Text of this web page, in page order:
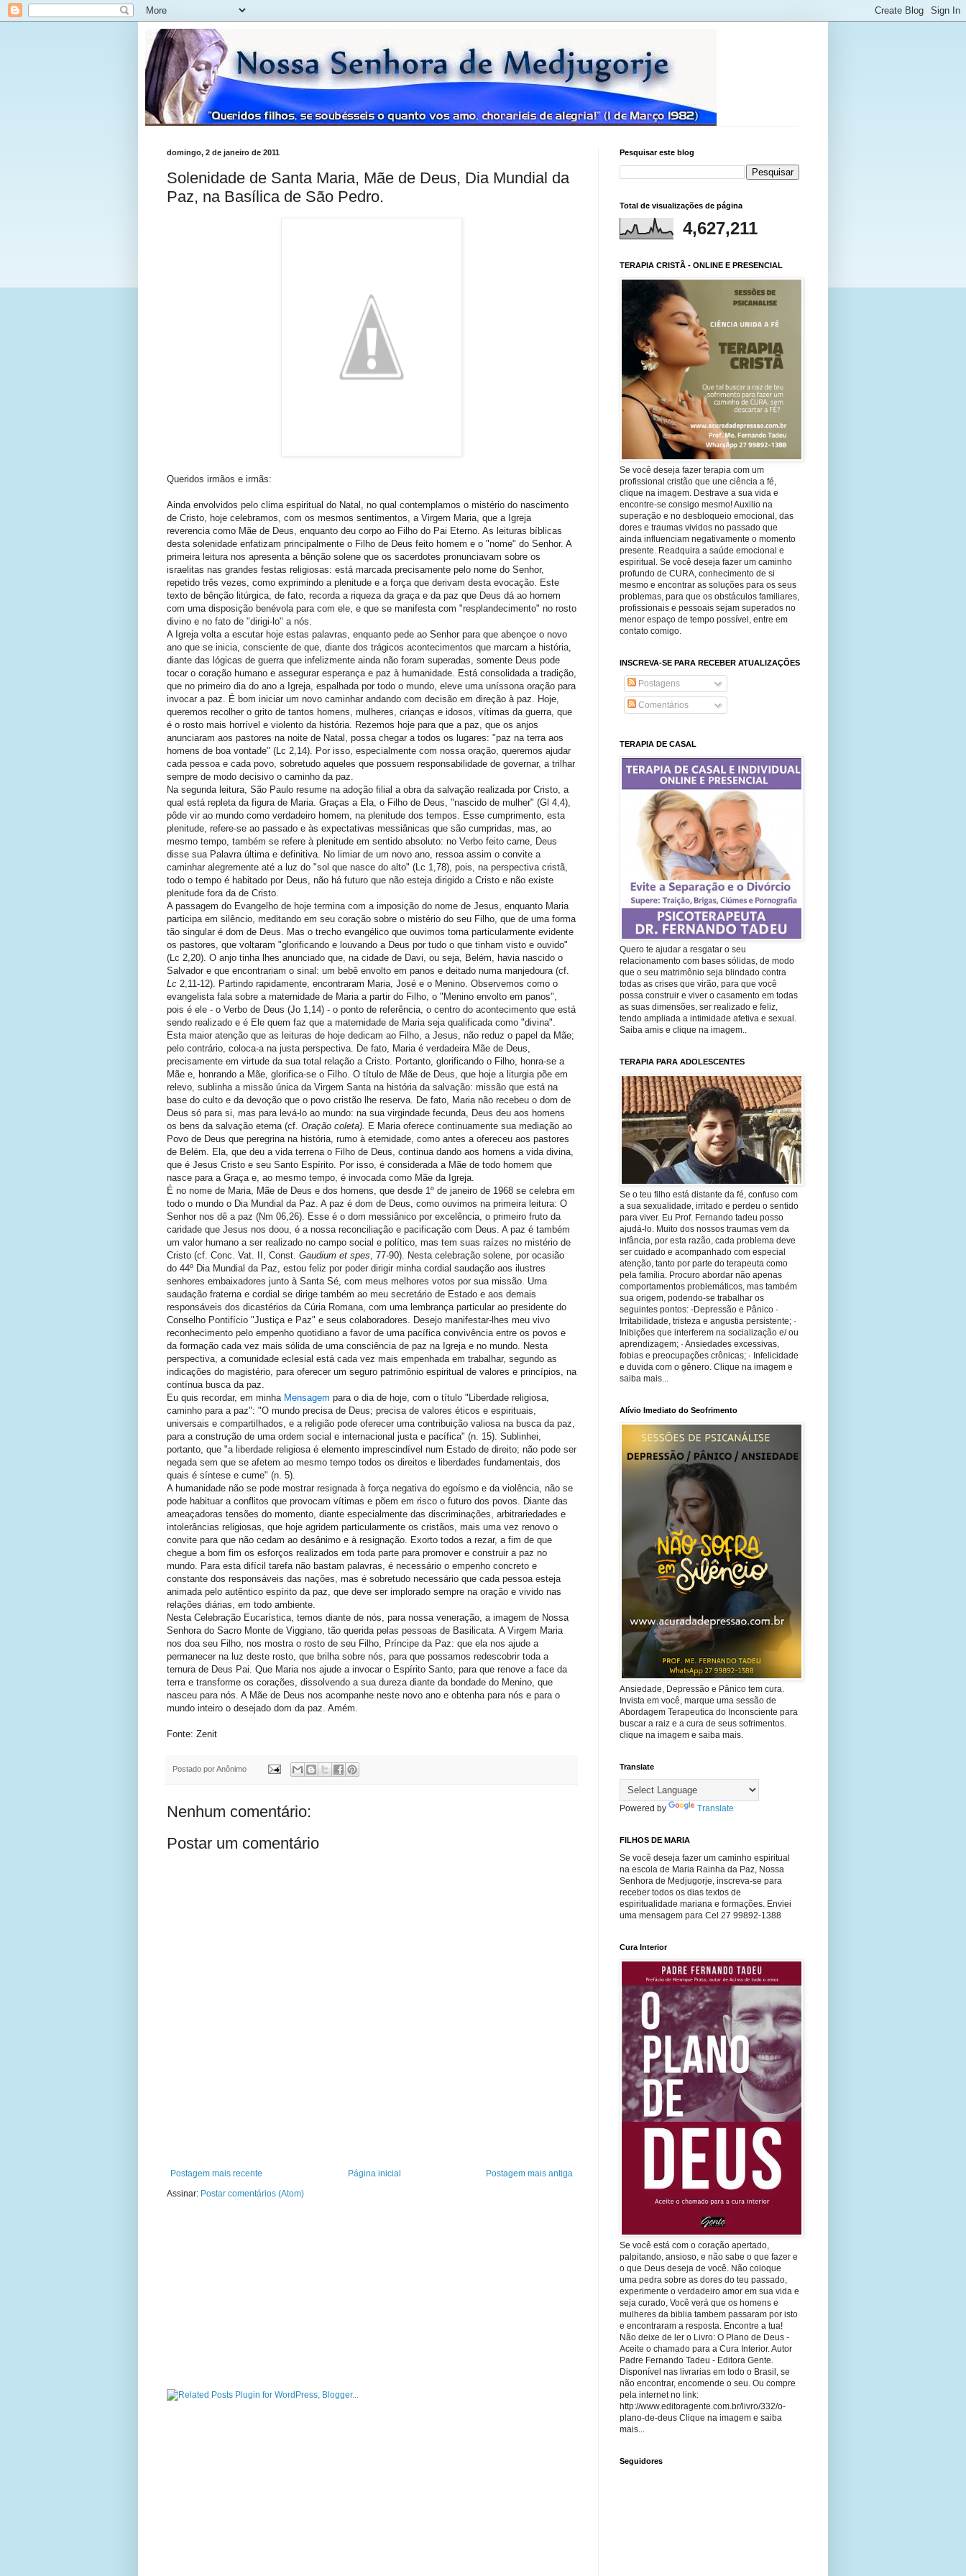
domingo, 2 de janeiro de 2011
Solenidade de Santa Maria, Mãe de Deus, Dia Mundial da
Paz, na Basílica de São Pedro.
Queridos irmãos e irmãs:
Ainda envolvidos pelo clima espiritual do Natal, no qual contemplamos o mistério do nascimento
de Cristo, hoje celebramos, com os mesmos sentimentos, a Virgem Maria, que a Igreja
reverencia como Mãe de Deus, enquanto deu corpo ao Filho do Pai Eterno. As leituras bíblicas
desta solenidade enfatizam principalmente o Filho de Deus feito homem e o "nome" do Senhor. A
primeira leitura nos apresenta a bênção solene que os sacerdotes pronunciavam sobre os
israelitas nas grandes festas religiosas: está marcada precisamente pelo nome do Senhor,
repetido três vezes, como exprimindo a plenitude e a força que derivam desta evocação. Este
texto de bênção litúrgica, de fato, recorda a riqueza da graça e da paz que Deus dá ao homem
com uma disposição benévola para com ele, e que se manifesta com "resplandecimento" no rosto
divino e no fato de "dirigi-lo" a nós.
A Igreja volta a escutar hoje estas palavras, enquanto pede ao Senhor para que abençoe o novo
ano que se inicia, consciente de que, diante dos trágicos acontecimentos que marcam a história,
diante das lógicas de guerra que infelizmente ainda não foram superadas, somente Deus pode
tocar o coração humano e assegurar esperança e paz à humanidade. Está consolidada a tradição,
que no primeiro dia do ano a Igreja, espalhada por todo o mundo, eleve uma uníssona oração para
invocar a paz. É bom iniciar um novo caminhar andando com decisão em direção à paz. Hoje,
queremos recolher o grito de tantos homens, mulheres, crianças e idosos, vítimas da guerra, que
é o rosto mais horrível e violento da história. Rezemos hoje para que a paz, que os anjos
anunciaram aos pastores na noite de Natal, possa chegar a todos os lugares: "paz na terra aos
homens de boa vontade" (Lc 2,14). Por isso, especialmente com nossa oração, queremos ajudar
cada pessoa e cada povo, sobretudo aqueles que possuem responsabilidade de governar, a trilhar
sempre de modo decisivo o caminho da paz.
Na segunda leitura, São Paulo resume na adoção filial a obra da salvação realizada por Cristo, a
qual está repleta da figura de Maria. Graças a Ela, o Filho de Deus, "nascido de mulher" (Gl 4,4),
pôde vir ao mundo como verdadeiro homem, na plenitude dos tempos. Esse cumprimento, esta
plenitude, refere-se ao passado e às expectativas messiânicas que são cumpridas, mas, ao
mesmo tempo, também se refere à plenitude em sentido absoluto: no Verbo feito carne, Deus
disse sua Palavra última e definitiva. No limiar de um novo ano, ressoa assim o convite a
caminhar alegremente até a luz do "sol que nasce do alto" (Lc 1,78), pois, na perspectiva cristã,
todo o tempo é habitado por Deus, não há futuro que não esteja dirigido a Cristo e não existe
plenitude fora da de Cristo.
A passagem do Evangelho de hoje termina com a imposição do nome de Jesus, enquanto Maria
participa em silêncio, meditando em seu coração sobre o mistério do seu Filho, que de uma forma
tão singular é dom de Deus. Mas o trecho evangélico que ouvimos torna particularmente evidente
os pastores, que voltaram "glorificando e louvando a Deus por tudo o que tinham visto e ouvido"
(Lc 2,20). O anjo tinha lhes anunciado que, na cidade de Davi, ou seja, Belém, havia nascido o
Salvador e que encontrariam o sinal: um bebê envolto em panos e deitado numa manjedoura (cf.
Lc 2,11-12). Partindo rapidamente, encontraram Maria, José e o Menino. Observemos como o
evangelista fala sobre a maternidade de Maria a partir do Filho, o "Menino envolto em panos",
pois é ele - o Verbo de Deus (Jo 1,14) - o ponto de referência, o centro do acontecimento que está
sendo realizado e é Ele quem faz que a maternidade de Maria seja qualificada como "divina".
Esta maior atenção que as leituras de hoje dedicam ao Filho, a Jesus, não reduz o papel da Mãe;
pelo contrário, coloca-a na justa perspectiva. De fato, Maria é verdadeira Mãe de Deus,
precisamente em virtude da sua total relação a Cristo. Portanto, glorificando o Filho, honra-se a
Mãe e, honrando a Mãe, glorifica-se o Filho. O título de Mãe de Deus, que hoje a liturgia põe em
relevo, sublinha a missão única da Virgem Santa na história da salvação: missão que está na
base do culto e da devoção que o povo cristão lhe reserva. De fato, Maria não recebeu o dom de
Deus só para si, mas para levá-lo ao mundo: na sua virgindade fecunda, Deus deu aos homens
os bens da salvação eterna (cf. Oração coleta). E Maria oferece continuamente sua mediação ao
Povo de Deus que peregrina na história, rumo à eternidade, como antes a ofereceu aos pastores
de Belém. Ela, que deu a vida terrena o Filho de Deus, continua dando aos homens a vida divina,
que é Jesus Cristo e seu Santo Espírito. Por isso, é considerada a Mãe de todo homem que
nasce para a Graça e, ao mesmo tempo, é invocada como Mãe da Igreja.
É no nome de Maria, Mãe de Deus e dos homens, que desde 1º de janeiro de 1968 se celebra em
todo o mundo o Dia Mundial da Paz. A paz é dom de Deus, como ouvimos na primeira leitura: O
Senhor nos dê a paz (Nm 06,26). Esse é o dom messiânico por excelência, o primeiro fruto da
caridade que Jesus nos doou, é a nossa reconciliação e pacificação com Deus. A paz é também
um valor humano a ser realizado no campo social e político, mas tem suas raízes no mistério de
Cristo (cf. Conc. Vat. II, Const. Gaudium et spes , 77-90). Nesta celebração solene, por ocasião
do 44º Dia Mundial da Paz, estou feliz por poder dirigir minha cordial saudação aos ilustres
senhores embaixadores junto à Santa Sé, com meus melhores votos por sua missão. Uma
saudação fraterna e cordial se dirige também ao meu secretário de Estado e aos demais
responsáveis dos dicastérios da Cúria Romana, com uma lembrança particular ao presidente do
Conselho Pontifício "Justiça e Paz" e seus colaboradores. Desejo manifestar-lhes meu vivo
reconhecimento pelo empenho quotidiano a favor de uma pacífica convivência entre os povos e
da formação cada vez mais sólida de uma consciência de paz na Igreja e no mundo. Nesta
perspectiva, a comunidade eclesial está cada vez mais empenhada em trabalhar, segundo as
indicações do magistério, para oferecer um seguro patrimônio espiritual de valores e princípios, na
contínua busca da paz.
Eu quis recordar, em minha Mensagem para o dia de hoje, com o título "Liberdade religiosa,
caminho para a paz": "O mundo precisa de Deus; precisa de valores éticos e espirituais,
universais e compartilhados, e a religião pode oferecer uma contribuição valiosa na busca da paz,
para a construção de uma ordem social e internacional justa e pacífica" (n. 15). Sublinhei,
portanto, que "a liberdade religiosa é elemento imprescindível num Estado de direito; não pode ser
negada sem que se afetem ao mesmo tempo todos os direitos e liberdades fundamentais, dos
quais é síntese e cume" (n. 5).
A humanidade não se pode mostrar resignada à força negativa do egoísmo e da violência, não se
pode habituar a conflitos que provocam vítimas e põem em risco o futuro dos povos. Diante das
ameaçadoras tensões do momento, diante especialmente das discriminações, arbitrariedades e
intolerâncias religiosas, que hoje agridem particularmente os cristãos, mais uma vez renovo o
convite para que não cedam ao desânimo e à resignação. Exorto todos a rezar, a fim de que
chegue a bom fim os esforços realizados em toda parte para promover e construir a paz no
mundo. Para esta difícil tarefa não bastam palavras, é necessário o empenho concreto e
constante dos responsáveis das nações, mas é sobretudo necessário que cada pessoa esteja
animada pelo autêntico espírito da paz, que deve ser implorado sempre na oração e vivido nas
relações diárias, em todo ambiente.
Nesta Celebração Eucarística, temos diante de nós, para nossa veneração, a imagem de Nossa
Senhora do Sacro Monte de Viggiano, tão querida pelas pessoas de Basilicata. A Virgem Maria
nos doa seu Filho, nos mostra o rosto de seu Filho, Príncipe da Paz: que ela nos ajude a
permanecer na luz deste rosto, que brilha sobre nós, para que possamos redescobrir toda a
ternura de Deus Pai. Que Maria nos ajude a invocar o Espírito Santo, para que renove a face da
terra e transforme os corações, dissolvendo a sua dureza diante da bondade do Menino, que
nasceu para nós. A Mãe de Deus nos acompanhe neste novo ano e obtenha para nós e para o
mundo inteiro o desejado dom da paz. Amém.
Fonte: Zenit
Postado porAnônimo
Nenhum comentário:
Postar um comentário
Postagem mais recente Postagem mais antiga
Página inicial
Assinar: Postar comentários (Atom)
Pesquisar este blog
Total de visualizações de página
4,627,211
TERAPIA CRISTÃ - ONLINE E PRESENCIAL
Se você deseja fazer terapia com um
profissional cristão que une ciência a fé,
clique na imagem. Destrave a sua vida e
encontre-se consigo mesmo! Auxilio na
superação e no desbloqueio emocional, das
dores e traumas vividos no passado que
ainda influenciam negativamente o momento
presente. Readquira a saúde emocional e
espiritual. Se você deseja fazer um caminho
profundo de CURA, conhecimento de si
mesmo e encontrar as soluções para os seus
problemas, para que os obstáculos familiares,
profissionais e pessoais sejam superados no
menor espaço de tempo possível, entre em
contato comigo.
INSCREVA-SE PARA RECEBER ATUALIZAÇÕES
Postagens
Comentários
TERAPIA DE CASAL
Quero te ajudar a resgatar o seu
relacionamento com bases sólidas, de modo
que o seu matrimônio seja blindado contra
todas as crises que virão, para que você
possa construir e viver o casamento em todas
as suas dimensões, ser realizado e feliz,
tendo ampliada a intimidade afetiva e sexual.
Saiba amis e clique na imagem..
TERAPIA PARA ADOLESCENTES
Se o teu filho está distante da fé, confuso com
a sua sexualidade, irritado e perdeu o sentido
para viver. Eu Prof. Fernando tadeu posso
ajudá-lo. Muito dos nossos traumas vem da
infância, por esta razão, cada problema deve
ser cuidado e acompanhado com especial
atenção, tanto por parte do terapeuta como
pela família. Procuro abordar não apenas
comportamentos problemáticos, mas também
sua origem, podendo-se trabalhar os
seguintes pontos: -Depressão e Pânico ·
Irritabilidade, tristeza e angustia persistente; ·
Inibições que interferem na socialização e/ ou
aprendizagem; · Ansiedades excessivas,
fobias e preocupações crônicas; · Infelicidade
e duvida com o gênero. Clique na imagem e
saiba mais...
Alívio Imediato do Seofrimento
Ansiedade, Depressão e Pânico tem cura.
Invista em você, marque uma sessão de
Abordagem Terapeutica do Inconsciente para
buscar a raiz e a cura de seus sofrimentos.
clique na imagem e saiba mais.
Translate
Powered by Translate
FILHOS DE MARIA
Se você deseja fazer um caminho espiritual
na escola de Maria Rainha da Paz, Nossa
Senhora de Medjugorje, inscreva-se para
receber todos os dias textos de
espiritualidade mariana e formações. Enviei
uma mensagem para Cel 27 99892-1388
Cura Interior
Se você está com o coração apertado,
palpitando, ansioso, e não sabe o que fazer e
o que Deus deseja de você. Não coloque
uma pedra sobre as dores do teu passado,
experimente o verdadeiro amor em sua vida e
seja curado, Você verá que os homens e
mulheres da biblia tambem passaram por isto
e encontraram a resposta. Encontre a tua!
Não deixe de ler o Livro: O Plano de Deus -
Aceite o chamado para a Cura Interior. Autor
Padre Fernando Tadeu - Editora Gente.
Disponível nas livrarias em todo o Brasil, se
não encontrar, encomende o seu. Ou compre
pela internet no link:
http://www.editoragente.com.br/livro/332/o-
plano-de-deus Clique na imagem e saiba
mais...
Seguidores